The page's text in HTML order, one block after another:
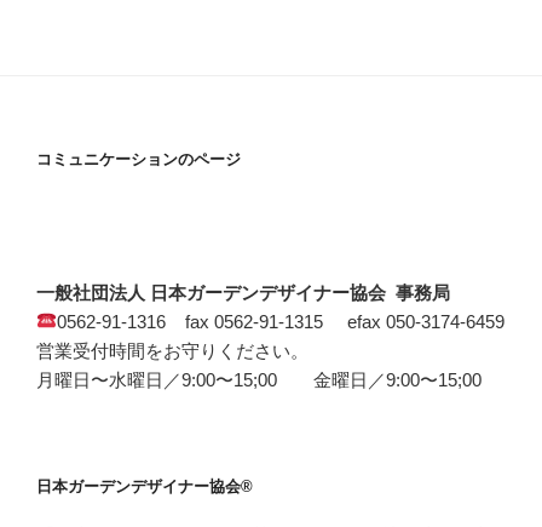
コミュニケーションのページ
一般社団法人 日本ガーデンデザイナー協会 事務局
0562-91-1316 fax 0562-91-1315 efax 050-3174-6459
営業受付時間をお守りください。
月曜日〜水曜日／9:00〜15;00 金曜日／9:00〜15;00
日本ガーデンデザイナー協会®